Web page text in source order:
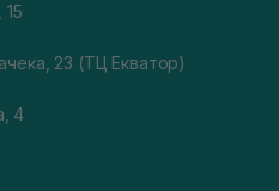
15
23 (ТЦ Екватор)
4